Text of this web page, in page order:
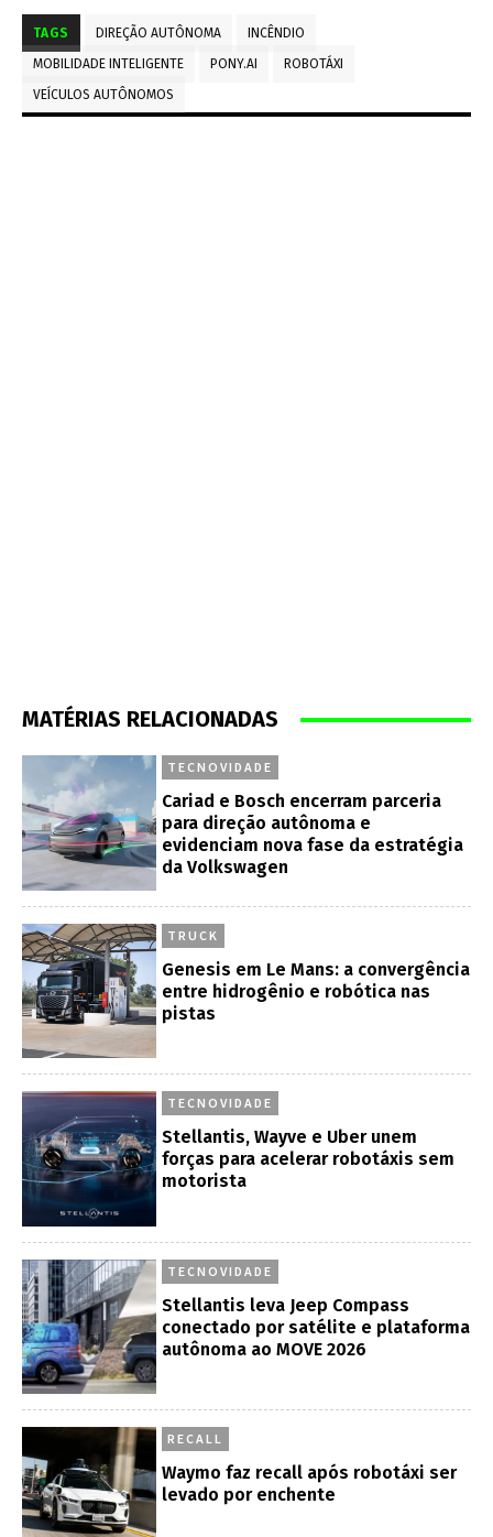
TAGS DIREÇÃO AUTÔNOMA
INCÊNDIO
MOBILIDADE INTELIGENTE
PONY.AI
ROBOTÁXI
VEÍCULOS AUTÔNOMOS
MATÉRIAS RELACIONADAS
TECNOVIDADE
Cariad e Bosch encerram parceria
para direção autônoma e
evidenciam nova fase da estratégia
da Volkswagen
TRUCK
Genesis em Le Mans: a convergência
entre hidrogênio e robótica nas
pistas
TECNOVIDADE
Stellantis, Wayve e Uber unem
forças para acelerar robotáxis sem
motorista
TECNOVIDADE
Stellantis leva Jeep Compass
conectado por satélite e plataforma
autônoma ao MOVE 2026
RECALL
Waymo faz recall após robotáxi ser
levado por enchente